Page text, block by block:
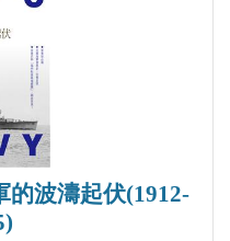
軍將官、上校及授銜
頒令任命上校、將
白日勳章情況綜述
校六十周年紀念活
的波濤起伏(1912-